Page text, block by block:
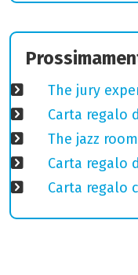
The jury
Carta regalo
The jazz
Carta regalo
Carta regalo